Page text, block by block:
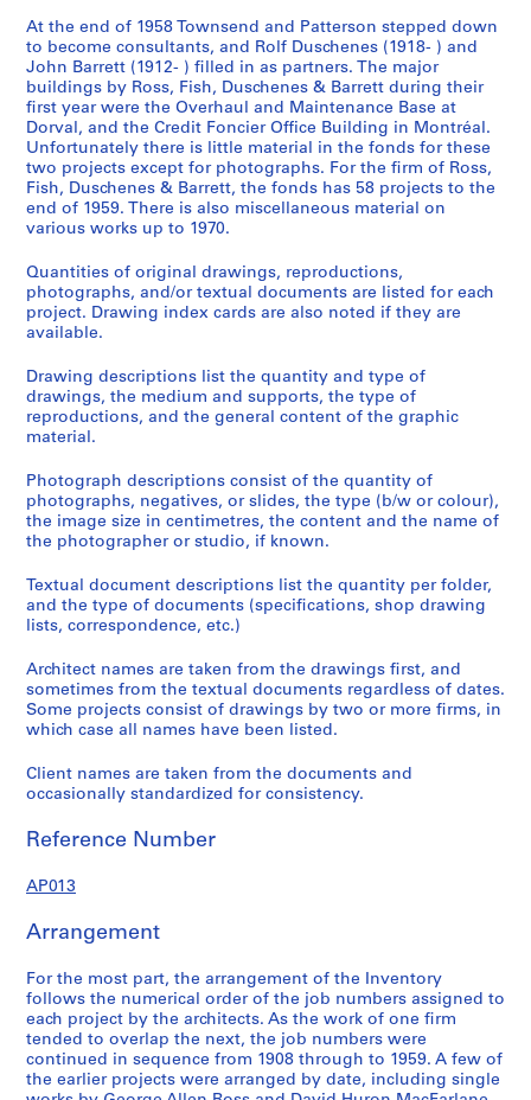
At the end of 1958 Townsend and Patterson stepped down
to become consultants, and Rolf Duschenes (1918- ) and
John Barrett (1912- ) filled in as partners. The major
buildings by Ross, Fish, Duschenes & Barrett during their
first year were the Overhaul and Maintenance Base at
Dorval, and the Credit Foncier Office Building in Montréal.
Unfortunately there is little material in the fonds for these
two projects except for photographs. For the firm of Ross,
Fish, Duschenes & Barrett, the fonds has 58 projects to the
end of 1959. There is also miscellaneous material on
various works up to 1970.
Quantities of original drawings, reproductions,
photographs, and/or textual documents are listed for each
project. Drawing index cards are also noted if they are
available.
Drawing descriptions list the quantity and type of
drawings, the medium and supports, the type of
reproductions, and the general content of the graphic
material.
Photograph descriptions consist of the quantity of
photographs, negatives, or slides, the type (b/w or colour),
the image size in centimetres, the content and the name of
the photographer or studio, if known.
Textual document descriptions list the quantity per folder,
and the type of documents (specifications, shop drawing
lists, correspondence, etc.)
Architect names are taken from the drawings first, and
sometimes from the textual documents regardless of dates.
Some projects consist of drawings by two or more firms, in
which case all names have been listed.
Client names are taken from the documents and
occasionally standardized for consistency.
Reference Number
AP013
Arrangement
For the most part, the arrangement of the Inventory
follows the numerical order of the job numbers assigned to
each project by the architects. As the work of one firm
tended to overlap the next, the job numbers were
continued in sequence from 1908 through to 1959. A few of
the earlier projects were arranged by date, including single